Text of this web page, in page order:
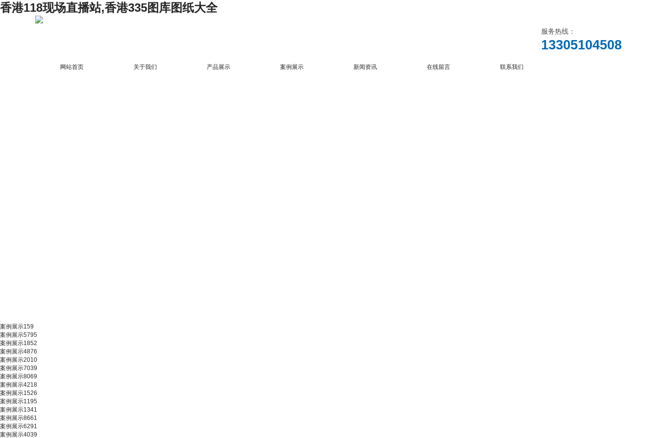
香港118现场直播站,香港335图库图纸大全
服务热线：
13305104508
网站首页 关于我们 产品展示 案例展示 新闻资讯 在线留言 联系我们
案例展示159
案例展示5795
案例展示1852
案例展示4876
案例展示2010
案例展示7039
案例展示8069
案例展示4218
案例展示1526
案例展示1195
案例展示1341
案例展示8661
案例展示6291
案例展示4039